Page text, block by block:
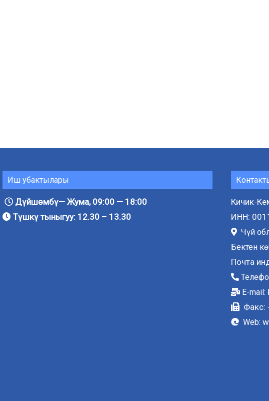
Иш убактылары
Дүйшөмбү— Жума, 09:00 — 18:00
Түшкү тыныгуу: 12.30 – 13.30
Кичик-
ИНН:
Чүй
Бектен
Почта
E-mail:
Факс:
Web: